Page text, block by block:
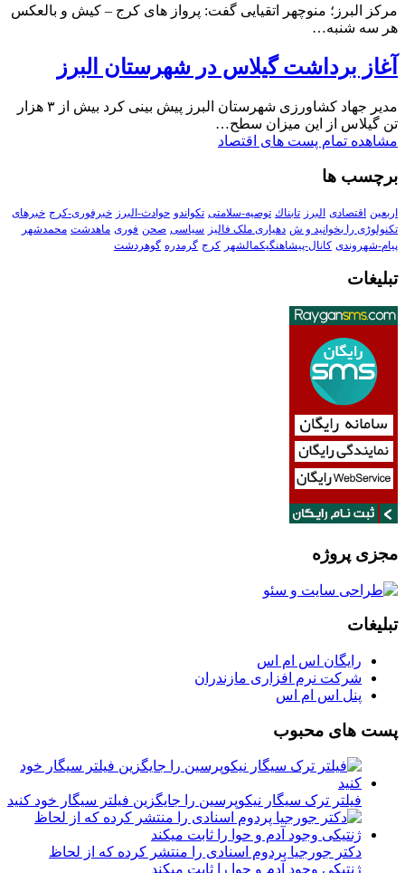
مرکز البرز؛ منوچهر اتقیایی گفت: پرواز های کرج – کیش و بالعکس
هر سه شنبه…
آغاز برداشت گیلاس در شهرستان البرز
مدیر جهاد کشاورزی شهرستان البرز پیش بینی کرد بیش از ۳ هزار
تن گیلاس از این میزان سطح…
مشاهده تمام پست های اقتصاد
برچسب ها
اربعین اقتصادی البرز تابناك توصیه-سلامتی تکواندو حوادث-البرز خبرفوری-کرج خبرهای
تکنولوڑی را بخوانید و ش دهیاری ملک فالیز سیاسی صحن فوری ماهدشت محمدشهر
پیام-شهروندی کانال-پیشاهنگیکمالشهر کرج گرمدره گوهردشت
تبلیغات
مجزی پروژه
تبلیغات
رایگان اس ام اس
شرکت نرم افزاری مازندران
پنل اس ام اس
پست های محبوب
فیلتر ترک سیگار نیکوپرسین را جایگزین فیلتر سیگار خود کنید
دکتر جورجیا پردوم اسنادی را منتشر کرده که از لحاظ
ژنتیکی وجود آدم و حوا را ثابت میکند